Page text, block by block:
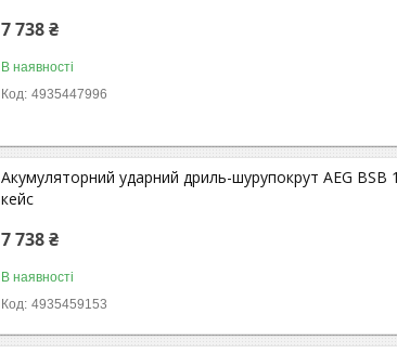
7 738 ₴
В наявності
4935447996
Акумуляторний ударний дриль-шурупокрут AEG BSB
кейс
7 738 ₴
В наявності
4935459153